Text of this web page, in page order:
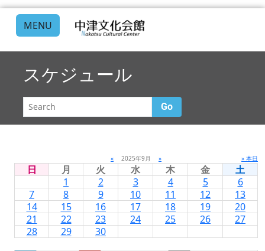
MENU
スケジュール
Go
« 2025年9月 » » 本日
日 月 火 水 木 金
土
1
2 3 4 5
6
7
8 9 10 11 12
13
14
15 16 17 18 19
20
21
22 23 24 25 26
27
28
29 30